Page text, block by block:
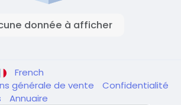
donnée à afficher
French
générale de vente
Confidentialité
Annuaire